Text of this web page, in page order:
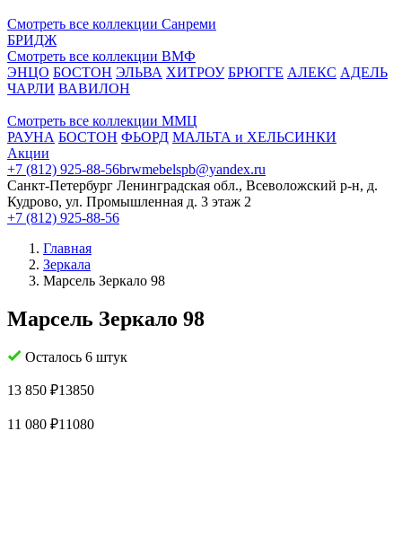
Смотреть все коллекции Санреми
БРИДЖ
Смотреть все коллекции ВМФ
ЭНЦО БОСТОН ЭЛЬВА ХИТРОУ БРЮГГЕ АЛЕКС АДЕЛЬ
ЧАРЛИ ВАВИЛОН
Смотреть все коллекции ММЦ
РАУНА БОСТОН ФЬОРД МАЛЬТА и ХЕЛЬСИНКИ
Акции
+7 (812) 925-88-56brwmebelspb@yandex.ru
Санкт-Петербург Ленинградская обл., Всеволожский р-н, д.
Кудрово, ул. Промышленная д. 3 этаж 2
+7 (812) 925-88-56
Главная
Зеркала
Марсель Зеркало 98
Марсель Зеркало 98
Осталось 6 штук
13 850 ₽13850
11 080 ₽11080